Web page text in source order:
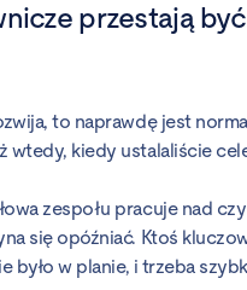
przestają
to naprawdę jest
wtedy, kiedy ustalaliście
zespołu pracuje nad
się opóźniać. Ktoś
było w planie, i trzeba